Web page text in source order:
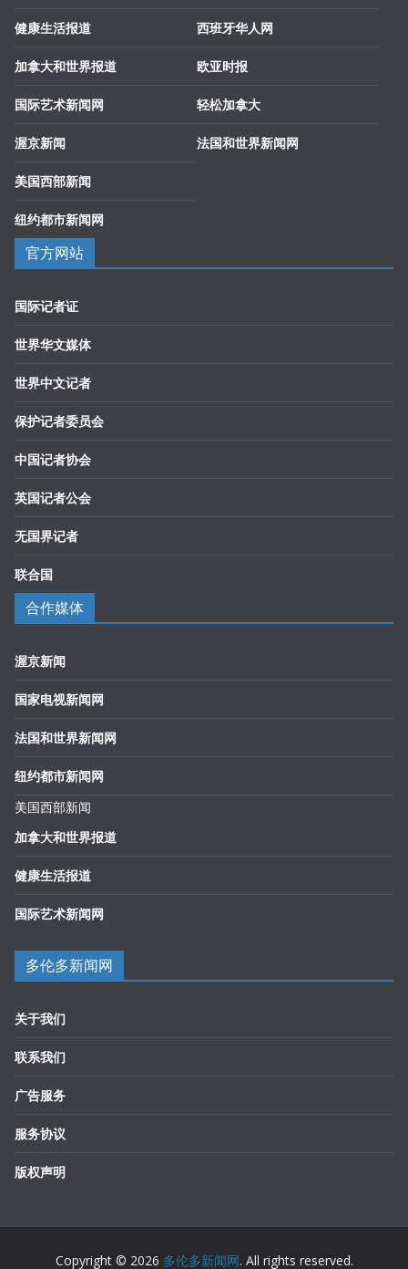
健康生活报道
加拿大和世界报道
国际艺术新闻网
渥京新闻
美国西部新闻
纽约都市新闻网
西班牙华人网
欧亚时报
轻松加拿大
法国和世界新闻网
官方网站
国际记者证
世界华文媒体
世界中文记者
保护记者委员会
中国记者协会
英国记者公会
无国界记者
联合国
合作媒体
渥京新闻
国家电视新闻网
法国和世界新闻网
纽约都市新闻网
美国西部新闻
加拿大和世界报道
健康生活报道
国际艺术新闻网
多伦多新闻网
关于我们
联系我们
广告服务
服务协议
版权声明
Copyright © 2026 多伦多新闻网. All rights reserved.